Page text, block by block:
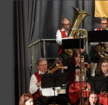
Zum Inhalt springen